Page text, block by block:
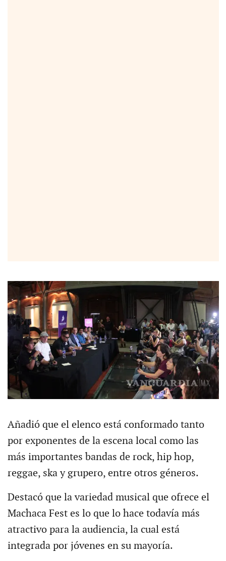
Añadió que el elenco está conformado tanto
por exponentes de la escena local como las
más importantes bandas de rock, hip hop,
reggae, ska y grupero, entre otros géneros.
Destacó que la variedad musical que ofrece el
Machaca Fest es lo que lo hace todavía más
atractivo para la audiencia, la cual está
integrada por jóvenes en su mayoría.